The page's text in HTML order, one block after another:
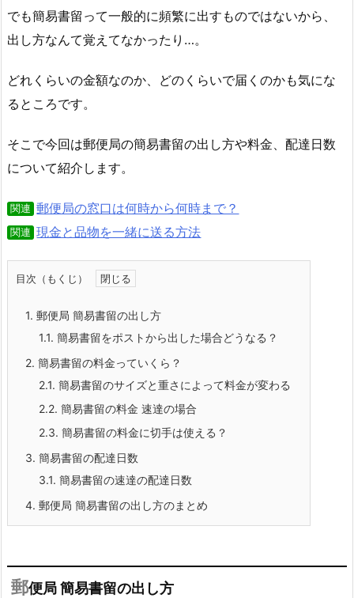
でも簡易書留って一般的に頻繁に出すものではないから、
出し方なんて覚えてなかったり…。
どれくらいの金額なのか、どのくらいで届くのかも気にな
るところです。
そこで今回は郵便局の簡易書留の出し方や料金、配達日数
について紹介します。
関連 郵便局の窓口は何時から何時まで？
関連 現金と品物を一緒に送る方法
目次（もくじ）
1. 郵便局 簡易書留の出し方
1.1. 簡易書留をポストから出した場合どうなる？
2. 簡易書留の料金っていくら？
2.1. 簡易書留のサイズと重さによって料金が変わる
2.2. 簡易書留の料金 速達の場合
2.3. 簡易書留の料金に切手は使える？
3. 簡易書留の配達日数
3.1. 簡易書留の速達の配達日数
4. 郵便局 簡易書留の出し方のまとめ
郵便局 簡易書留の出し方